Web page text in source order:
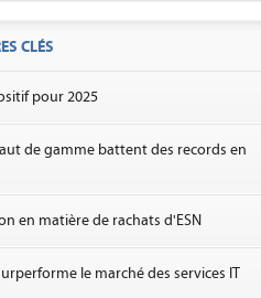
CLÉS
pour 2025
de gamme battent des records en
en matière de rachats d'ESN
le marché des services IT